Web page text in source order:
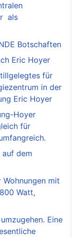
als
Botschaften
Eric Hoyer
für
in der
Eric Hoyer
Hoyer
für
dem
mit
Watt,
Eine